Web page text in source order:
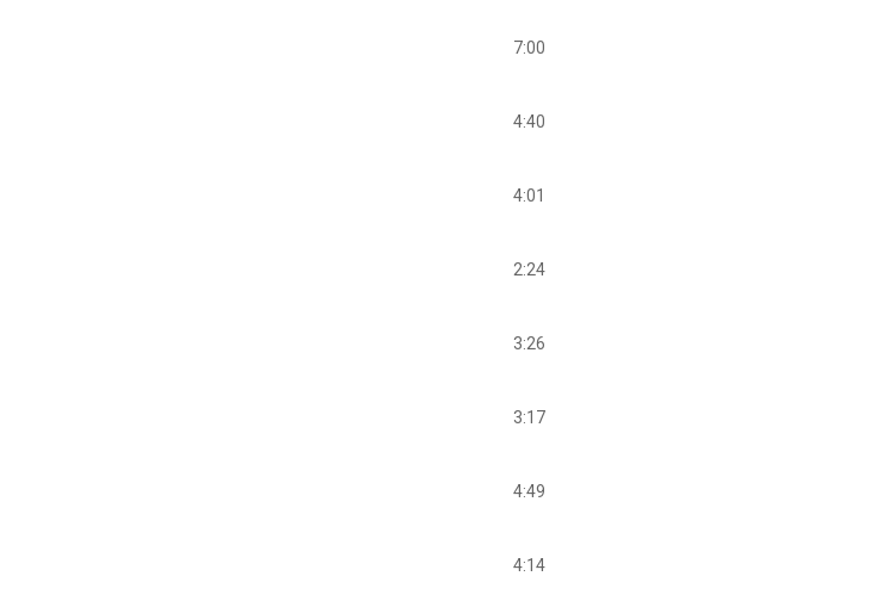
7:00
4:40
4:01
2:24
3:26
3:17
4:49
4:14